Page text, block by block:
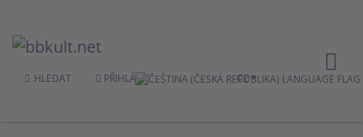
HLEDAT PŘIHLÁSIT CZ